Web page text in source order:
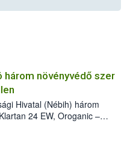
három növényvédő szer
Hivatal (Nébih) három
24 EW, Oroganic –
a szüretet követően,
stádiumáig